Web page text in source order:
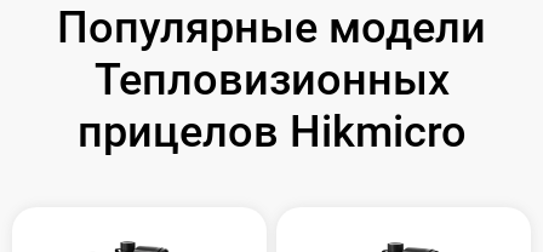
Популярные модели
Тепловизионных
прицелов Hikmicro